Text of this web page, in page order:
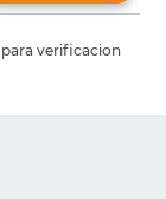
verificacion